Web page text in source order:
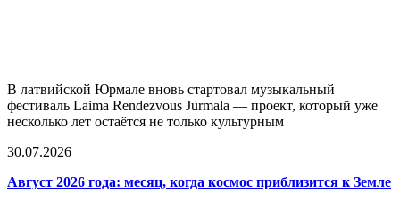
В латвийской Юрмале вновь стартовал музыкальный
фестиваль Laima Rendezvous Jurmala — проект, который уже
несколько лет остаётся не только культурным
30.07.2026
Август 2026 года: месяц, когда космос приблизится к Земле